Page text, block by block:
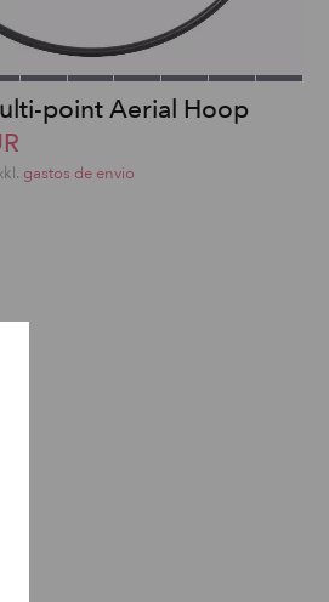
point Aerial Hoop
gastos de envio